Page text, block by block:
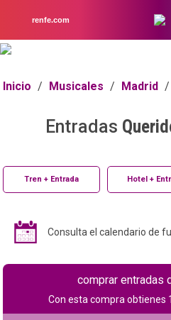
renfe.com
Inicio / Musicales / Madrid /
Entradas
Tren + Entrada Hotel +
Consulta el calendario de
comprar entradas
Con esta compra obtienes